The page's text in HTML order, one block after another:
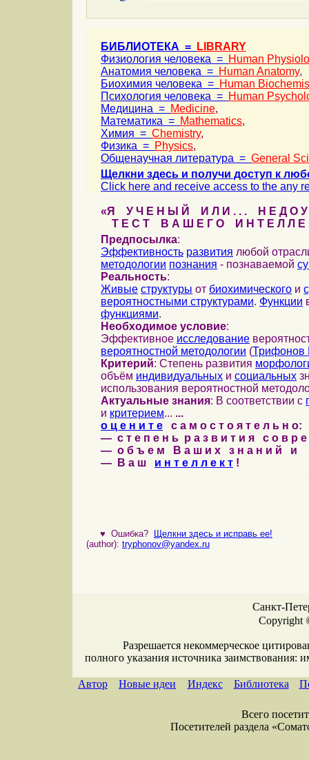
БИБЛИОТЕКА =
LIBRARY
Физиология человека = Human
Анатомия человека = Human Anatomy,
Биохимия человека = Human
Психология человека = Human
Медицина = Medicine,
Математика = Mathematics,
Химия = Chemistry,
Физика = Physics,
Общенаучная литература = General
Щелкни здесь и получи доступ к
Click here and receive access to the any
«Я У Ч Е Н Ы Й И Л И . . . Н Е Д О У
Т Е С Т В А Ш Е Г О И Н Т Е Л Л Е
Предпосылка:
Эффективность развития любой
методологии познания - познаваемой
Реальность:
Живые структуры от биохимического и
вероятностными структурами. Функции
функциями.
Необходимое условие:
Эффективное исследование
вероятностной методологии (Трифонов
Критерий: Степень развития
объём индивидуальных и социальных
использования вероятностной
Актуальные знания: В соответствии с
и критерием... ...
о ц е н и т е с а м о с т о я т е л ь н о:
— с т е п е н ь р а з в и т и я с о в р
— о б ъ е м В а ш и х з н а н и й и
— В а ш и н т е л л е к т !
♥ Ошибка? Щелкни здесь и исправь ее!
(author): tryphonov@yandex.ru
Санкт-
Copyright
Разрешается некоммерческое
полного указания источника заимствования:
Автор Новые идеи Индекс Библиотека
Всего
Посетителей раздела